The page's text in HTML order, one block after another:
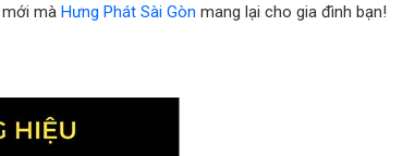
mà Hưng Phát Sài Gòn mang lại cho gia đình bạn!